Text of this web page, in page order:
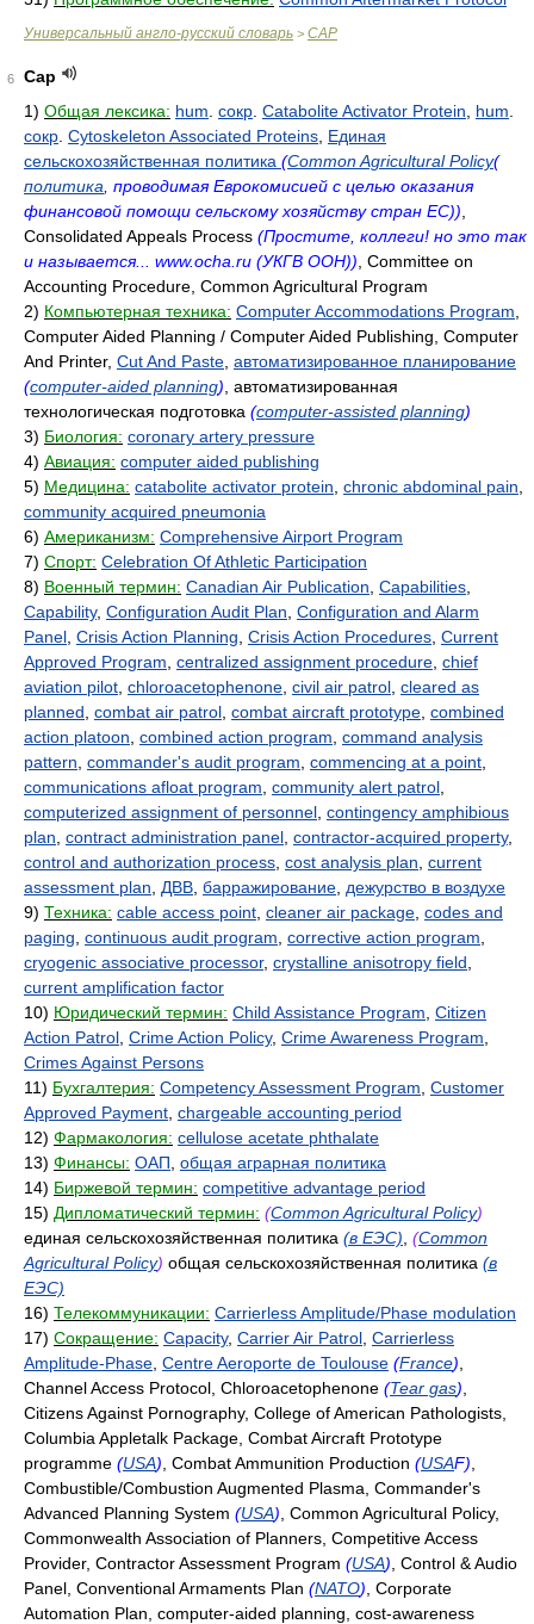
Универсальный англо-русский словарь > CAP
6
Cap
1) Общая лексика: hum сокр Catabolite Activator Protein hum
сокр Cytoskeleton Associated Proteins Единая
сельскохозяйственная политика (Common Agricultural Policy(
политика , проводимая Еврокомисией с целью оказания
финансовой помощи сельскому хозяйству стран ЕС))
Consolidated Appeals Process (Простите, коллеги! но это так
и называется... www.ocha.ru (УКГВ ООН)) , Committee on
Accounting Procedure, Common Agricultural Program
2) Компьютерная техника: Computer Accommodations Program
Computer Aided Planning / Computer Aided Publishing, Computer
And Printer, Cut And Paste автоматизированное планирование
(computer-aided planning) , автоматизированная
технологическая подготовка (computer-assisted planning)
3) Биология: coronary artery pressure
4) Авиация: computer aided publishing
5) Медицина: catabolite activator protein chronic abdominal pain
community acquired pneumonia
6) Американизм: Comprehensive Airport Program
7) Спорт: Celebration Of Athletic Participation
8) Военный термин: Canadian Air Publication Capabilities
Capability, Configuration Audit Plan Configuration and Alarm
Panel Crisis Action Planning Crisis Action Procedures Current
Approved Program centralized assignment procedure chief
aviation pilot chloroacetophenone civil air patrol cleared as
planned combat air patrol combat aircraft prototype combined
action platoon combined action program command analysis
pattern commander's audit program commencing at a point
communications afloat program community alert patrol
computerized assignment of personnel contingency amphibious
plan contract administration panel contractor-acquired property,
control and authorization process cost analysis plan current
assessment plan
ДВВ барражирование дежурство в воздухе
9) Техника: cable access point cleaner air package codes and
paging continuous audit program corrective action program
cryogenic associative processor, crystalline anisotropy field
current amplification factor
10) Юридический термин: Child Assistance Program Citizen
Action Patrol Crime Action Policy, Crime Awareness Program
Crimes Against Persons
11) Бухгалтерия: Competency Assessment Program Customer
Approved Payment chargeable accounting period
12) Фармакология: cellulose acetate phthalate
13) Финансы: ОАП общая аграрная политика
14) Биржевой термин: competitive advantage period
15) Дипломатический термин: (Common Agricultural Policy)
единая сельскохозяйственная политика (в ЕЭС) (Common
Agricultural Policy) общая сельскохозяйственная политика (в
ЕЭС)
16) Телекоммуникации: Carrierless Amplitude/Phase modulation
17) Сокращение: Capacity, Carrier Air Patrol Carrierless
Amplitude-Phase Centre Aeroporte de Toulouse (France)
Channel Access Protocol, Chloroacetophenone (Tear gas)
Citizens Against Pornography, College of American Pathologists,
Columbia Appletalk Package, Combat Aircraft Prototype
programme (USA) , Combat Ammunition Production (USAF)
Combustible/Combustion Augmented Plasma, Commander's
Advanced Planning System (USA) , Common Agricultural Policy,
Commonwealth Association of Planners, Competitive Access
Provider, Contractor Assessment Program (USA) , Control & Audio
Panel, Conventional Armaments Plan (NATO) , Corporate
Automation Plan, computer-aided planning, cost-awareness